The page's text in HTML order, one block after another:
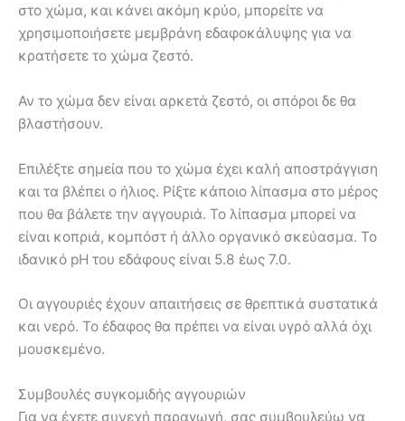
στο χώμα, και κάνει ακόμη κρύο, μπορείτε να
χρησιμοποιήσετε μεμβράνη εδαφοκάλυψης για να
κρατήσετε το χώμα ζεστό.
Αν το χώμα δεν είναι αρκετά ζεστό, οι σπόροι δε θα
βλαστήσουν.
Επιλέξτε σημεία που το χώμα έχει καλή αποστράγγιση
και τα βλέπει ο ήλιος. Ρίξτε κάποιο λίπασμα στο μέρος
που θα βάλετε την αγγουριά. Το λίπασμα μπορεί να
είναι κοπριά, κομπόστ ή άλλο οργανικό σκεύασμα. Το
ιδανικό pH του εδάφους είναι 5.8 έως 7.0.
Οι αγγουριές έχουν απαιτήσεις σε θρεπτικά συστατικά
και νερό. Το έδαφος θα πρέπει να είναι υγρό αλλά όχι
μουσκεμένο.
Συμβουλές συγκομιδής αγγουριών
Για να έχετε συνεχή παραγωγή, σας συμβουλεύω να